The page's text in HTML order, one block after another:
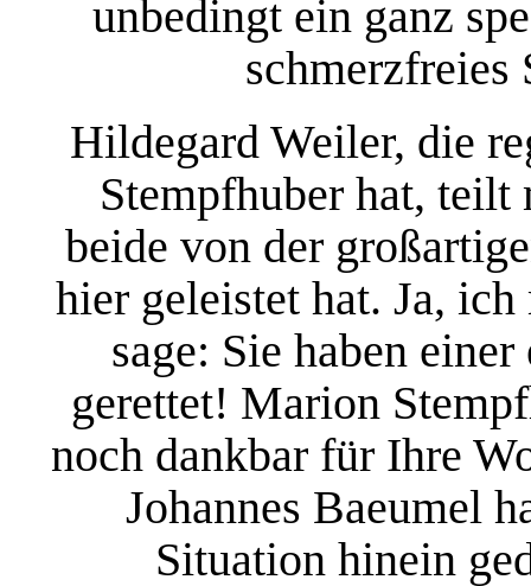
unbedingt ein ganz
schmerzfreies
Hildegard Weiler, die
Stempfhuber hat,
beide von der
hier geleistet hat. Ja,
sage: Sie haben
gerettet! Marion
noch dankbar für Ihre
Johannes Baeumel
Situation hinein